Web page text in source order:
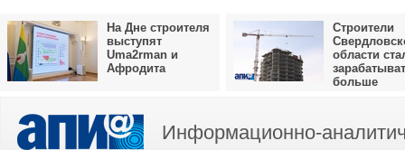
На Дне строителя
выступят
Uma2rman и
Афродита
Строители
области
больше
Информационно-